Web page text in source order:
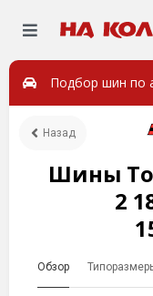
Подбор шин по
Назад
Шины
2
Обзор